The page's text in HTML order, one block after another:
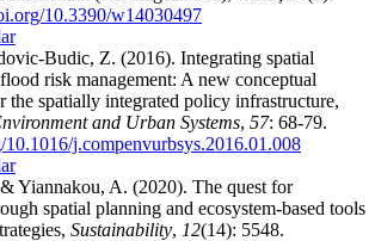
10.3390/w14030497
Budic, Z. (2016). Integrating spatial
risk management: A new conceptual
the spatially integrated policy infrastructure,
and Urban Systems, 57: 68-79.
10.1016/j.compenvurbsys.2016.01.008
Yiannakou, A. (2020). The quest for
spatial planning and ecosystem-based tools
Sustainability, 12(14): 5548.